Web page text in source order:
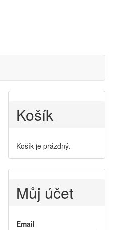
Košík
Košík je prázdný.
Můj účet
Email